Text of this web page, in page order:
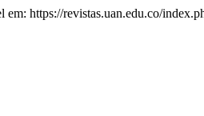
em: https://revistas.uan.edu.co/